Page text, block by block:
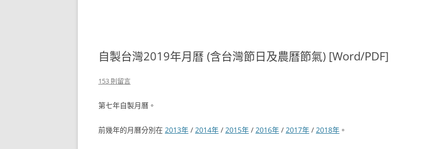
自製台灣2019年月曆 (含台灣節日及農曆節氣) [Word/PDF]
153 則留言
第七年自製月曆。
前幾年的月曆分別在 2013年 / 2014年 / 2015年 / 2016年 / 2017年 / 2018年 。